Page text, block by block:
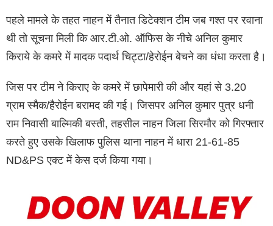
पहले मामले के तहत नाहन में तैनात डिटेक्शन टीम जब गश्त पर रवाना
थी तो सूचना मिली कि आर.टी.ओ. ऑफिस के नीचे अनिल कुमार
किराये के कमरे में मादक पदार्थ चिट्टा/हेरोईन बेचने का धंधा करता है।
जिस पर टीम ने किराए के कमरे में छापेमारी की और यहां से 3.20
ग्राम स्मैक/हैरोईन बरामद की गई। जिसपर अनिल कुमार पुत्र धनी
राम निवासी बाल्मिकी बस्ती, तहसील नाहन जिला सिरमौर को गिरफ्तार
करते हुए उसके खिलाफ पुलिस थाना नाहन में धारा 21-61-85
ND&PS एक्ट में केस दर्ज किया गया।